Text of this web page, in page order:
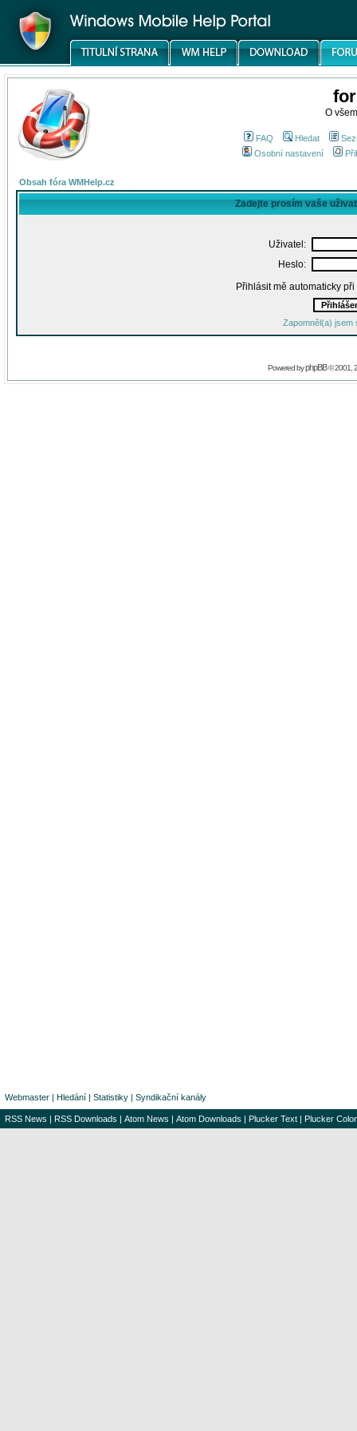
O
FAQ Hledat
Osobní nastavení
Obsah fóra WMHelp.cz
Zadejte prosím vaše
Uživatel:
Heslo:
Přihlásit mě automaticky
Zapomněl(a) jsem
Powered byphpBB© 2001,
Webmaster | Hledání | Statistiky | Syndikační kanály
RSS News | RSS Downloads | Atom News | Atom Downloads | Plucker Text | Plucker Color